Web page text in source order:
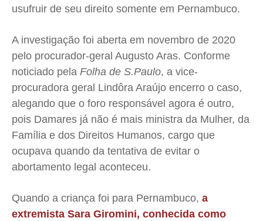
Quem Somos
Expediente
Contato
Anuncie
Termos de Uso
Quem Somos
Expediente
Contato
Anuncie
Termos de Uso
Quem Somos
Expediente
Contato
Anuncie
Termos de Uso
Quem Somos
Expediente
Contato
Anuncie
Termos de Uso
usufruir de seu direito somente em Pernambuco.
A investigação foi aberta em novembro de 2020
pelo procurador-geral Augusto Aras. Conforme
noticiado pela Folha de S.Paulo, a vice-
procuradora geral Lindôra Araújo encerro o caso,
alegando que o foro responsável agora é outro,
pois Damares já não é mais ministra da Mulher, da
Família e dos Direitos Humanos, cargo que
ocupava quando da tentativa de evitar o
abortamento legal aconteceu.
Quando a criança foi para Pernambuco, a
extremista Sara Giromini, conhecida como